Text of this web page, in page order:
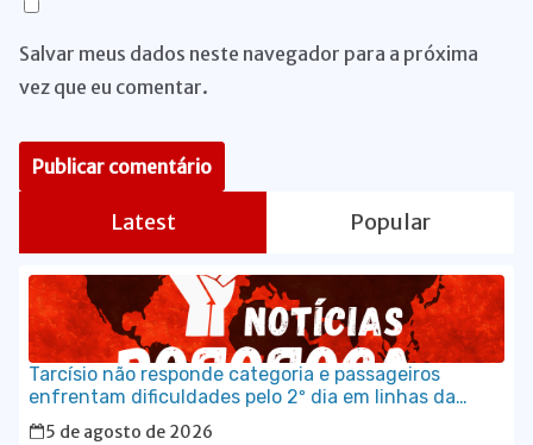
Salvar meus dados neste navegador para a próxima
vez que eu comentar.
Latest Popular
Tarcísio não responde categoria e passageiros
enfrentam dificuldades pelo 2º dia em linhas da
CPTM
5 de agosto de 2026